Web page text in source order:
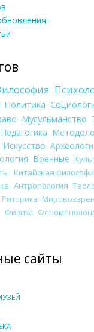
Политика
Мусульманство
Педагогика
Искусство
Военные
Китайская
Антропология
Риторика
Физика
сайты